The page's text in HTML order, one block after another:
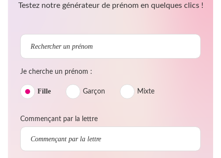
Testez notre générateur de prénom en quelques clics !
Je cherche un prénom :
Fille Garçon Mixte
Commençant par la lettre